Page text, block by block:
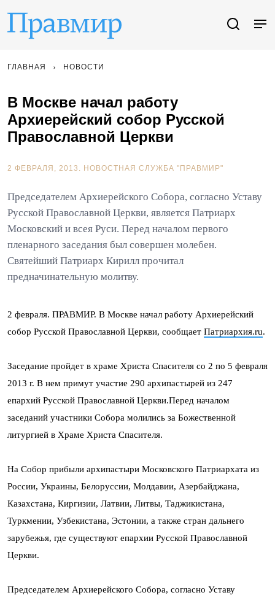
ГЛАВНАЯ НОВОСТИ
В Москве начал работу
Архиерейский собор Русской
Православной Церкви
2 ФЕВРАЛЯ, 2013. НОВОСТНАЯ СЛУЖБА "ПРАВМИР"
Председателем Архиерейского Собора, согласно Уставу
Русской Православной Церкви, является Патриарх
Московский и всея Руси. Перед началом первого
пленарного заседания был совершен молебен.
Святейший Патриарх Кирилл прочитал
предначинательную молитву.
2 февраля. ПРАВМИР. В Москве начал работу Архиерейский
собор Русской Православной Церкви, сообщает Патриархия.ru.
Заседание пройдет в храме Христа Спасителя со 2 по 5 февраля
2013 г. В нем примут участие 290 архипастырей из 247
епархий Русской Православной Церкви.Перед началом
заседаний участники Собора молились за Божественной
литургией в Храме Христа Спасителя.
На Собор прибыли архипастыри Московского Патриархата из
России, Украины, Белоруссии, Молдавии, Азербайджана,
Казахстана, Киргизии, Латвии, Литвы, Таджикистана,
Туркмении, Узбекистана, Эстонии, а также стран дальнего
зарубежья, где существуют епархии Русской Православной
Церкви.
Председателем Архиерейского Собора, согласно Уставу